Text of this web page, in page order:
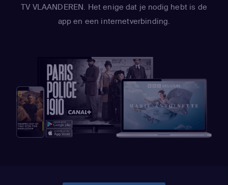
TV VLAANDEREN. Het enige dat je nodig hebt is de
app en een internetverbinding.